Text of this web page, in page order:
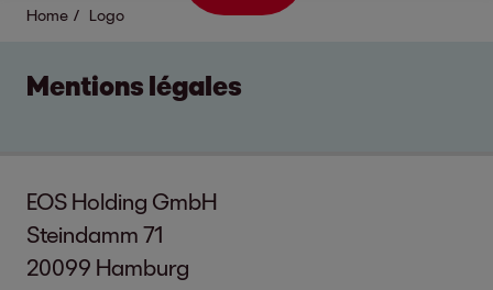
Home Logo
Mentions légales
EOS Holding GmbH
Steindamm 71
20099 Hamburg